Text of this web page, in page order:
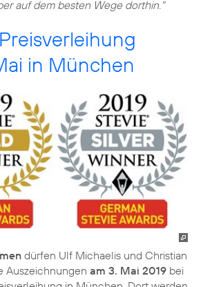
auf dem besten Wege dorthin."
in München
dürfen Ulf Michaelis und Christian
Auszeichnungen am 3. Mai 2019 bei